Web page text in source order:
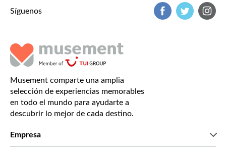
Síguenos
Musement comparte una amplia
selección de experiencias memorables
en todo el mundo para ayudarte a
descubrir lo mejor de cada destino.
Empresa